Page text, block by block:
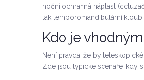
noční ochranná náplast
tak temporomandibulární kloub.
Kdo je
Není pravda, že by
Zde jsou typické scénáře, kdy